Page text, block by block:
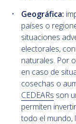
Geográfica:
países o
situaciones
electorales,
naturales. Por
en caso de
cosechas o
CEDEARs son
permiten
todo el mundo,